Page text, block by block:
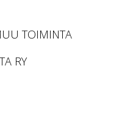
TOIMINTA
RY